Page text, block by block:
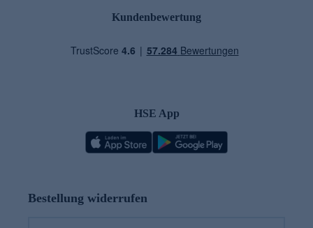
Kundenbewertung
HSE App
Bestellung widerrufen